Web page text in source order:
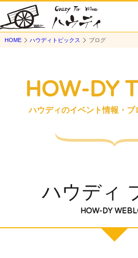
HOME ハウディトピックス ブログ
HOW-DY
ハウディのイベント情報・ブ
ハウディ
HOW-DY